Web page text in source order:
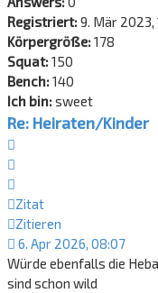
Registriert:9. Mär 2023,
Körpergröße:178
Squat:150
Bench:140
Ich bin:sweet
Re: Heiraten/Kinder
Zitat
Zitieren
6. Apr 2026, 08:07
Würde ebenfalls die
sind schon wild